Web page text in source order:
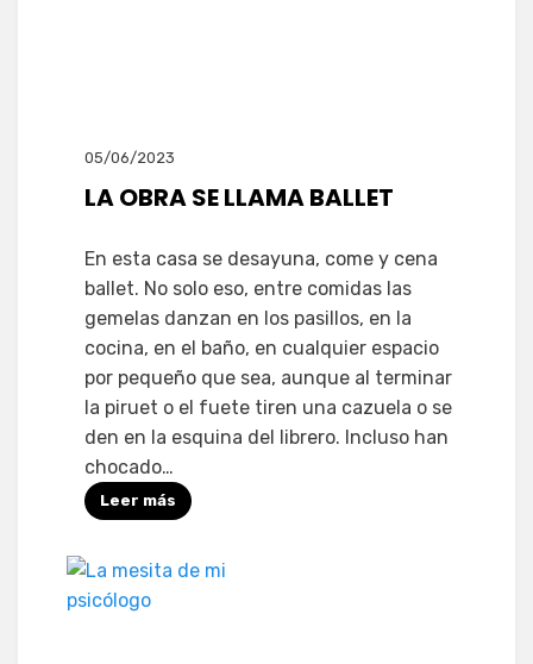
05/06/2023
LA OBRA SE LLAMA BALLET
En esta casa se desayuna, come y cena
ballet. No solo eso, entre comidas las
gemelas danzan en los pasillos, en la
cocina, en el baño, en cualquier espacio
por pequeño que sea, aunque al terminar
la piruet o el fuete tiren una cazuela o se
den en la esquina del librero. Incluso han
chocado…
Leer más